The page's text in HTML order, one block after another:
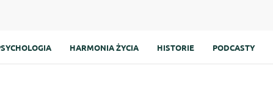
HARMONIA ŻYCIA HISTORIE PODCASTY